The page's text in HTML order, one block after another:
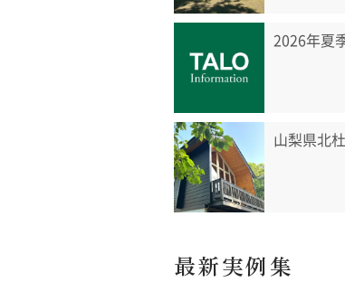
2026年夏
山梨県北
最新実例集